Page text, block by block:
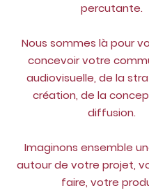
percutante.
Nous sommes là pour
concevoir votre
audiovisuelle, de la
création, de la
diffusion.
Imaginons ensemble
autour de votre projet,
faire, votre